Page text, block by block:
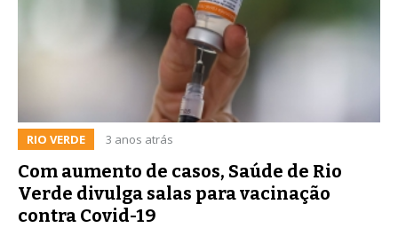
RIO VERDE 3 anos atrás
Com aumento de casos, Saúde de Rio
Verde divulga salas para vacinação
contra Covid-19